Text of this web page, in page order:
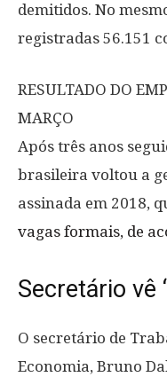
demitidos. No
registradas 56.151
RESULTADO DO
MARÇO
Após três anos
brasileira voltou a
assinada em 2018,
vagas formais, de
Secretário vê
O secretário de
Economia, Bruno